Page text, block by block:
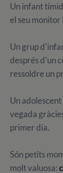
Un infant
el seu monitor
Un grup
després d'un
ressoldre un
Un
vegada
primer dia.
Són petits
molt valuosa: